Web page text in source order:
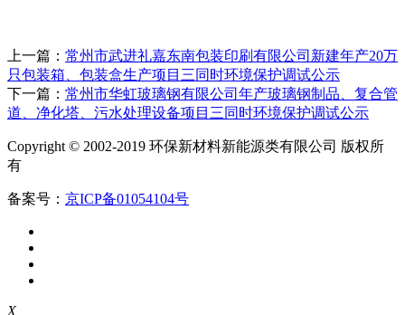
上一篇： 常州市武进礼嘉东南包装印刷有限公司新建年产20万
只包装箱、包装盒生产项目三同时环境保护调试公示
下一篇： 常州市华虹玻璃钢有限公司年产玻璃钢制品、复合管
道、净化塔、污水处理设备项目三同时环境保护调试公示
Copyright © 2002-2019 环保新材料新能源类有限公司 版权所
有
备案号： 京ICP备01054104号
X